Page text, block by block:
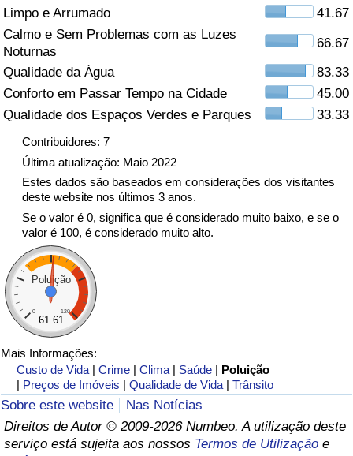
Limpo e Arrumado
41.67
Calmo e Sem Problemas com as Luzes
Noturnas
66.67
Qualidade da Água
83.33
Conforto em Passar Tempo na Cidade
45.00
Qualidade dos Espaços Verdes e Parques
33.33
Contribuidores: 7
Última atualização: Maio 2022
Estes dados são baseados em considerações dos visitantes
deste website nos últimos 3 anos.
Se o valor é 0, significa que é considerado muito baixo, e se o
valor é 100, é considerado muito alto.
Poluição
0 120
61.61
Mais Informações:
Custo de Vida |Crime |Clima | Saúde | Poluição
| Preços de Imóveis |Qualidade de Vida |Trânsito
Sobre este website
Nas Notícias
Direitos de Autor © 2009-2026 Numbeo. A utilização deste
serviço está sujeita aos nossos Termos de Utilização e
Índice de poluição
Indicador de Poluição por País
Trânsito
Indicador de Trânsito
Indicador de Trânsito (Atual)
Indicador de Trânsito por País